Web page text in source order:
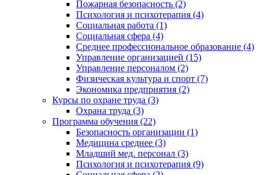
Пожарная безопасность (2)
Психология и психотерапия (4)
Социальная работа (1)
Социальная сфера (4)
Среднее профессиональное образование (4)
Управление организацией (15)
Управление персоналом (2)
Физическая культура и спорт (7)
Экономика предприятия (2)
Курсы по охране труда (3)
Охрана труда (3)
Программа обучения (22)
Безопасность организации (1)
Медицина среднее (3)
Младший мед. персонал (3)
Психология и психотерапия (9)